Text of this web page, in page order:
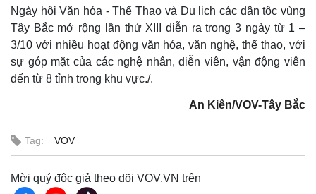
Ngày hội Văn hóa - Thể Thao và Du lịch các dân tộc vùng
Tây Bắc mở rộng lần thứ XIII diễn ra trong 3 ngày từ 1 –
3/10 với nhiều hoạt động văn hóa, văn nghệ, thể thao, với
sự góp mặt của các nghệ nhân, diễn viên, vận động viên
đến từ 8 tỉnh trong khu vực./.
An Kiên/VOV-Tây Bắc
Tag: VOV
Mời quý độc giả theo dõi VOV.VN trên